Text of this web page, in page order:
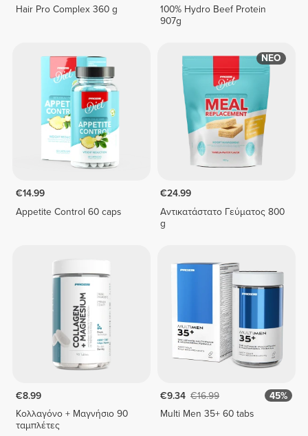
Hair Pro Complex 360 g
100% Hydro Beef Protein
907g
€14.99
Appetite Control 60 caps
ΝΕΟ
€24.99
Αντικατάστατο Γεύματος 800
g
€8.99
Κολλαγόνο + Μαγνήσιο 90
ταμπλέτες
€9.34 €16.99
45%
Multi Men 35+ 60 tabs